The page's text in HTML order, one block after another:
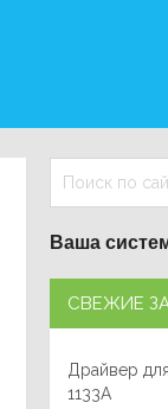
Ваша
СВЕЖИЕ
Драйвер
1133A